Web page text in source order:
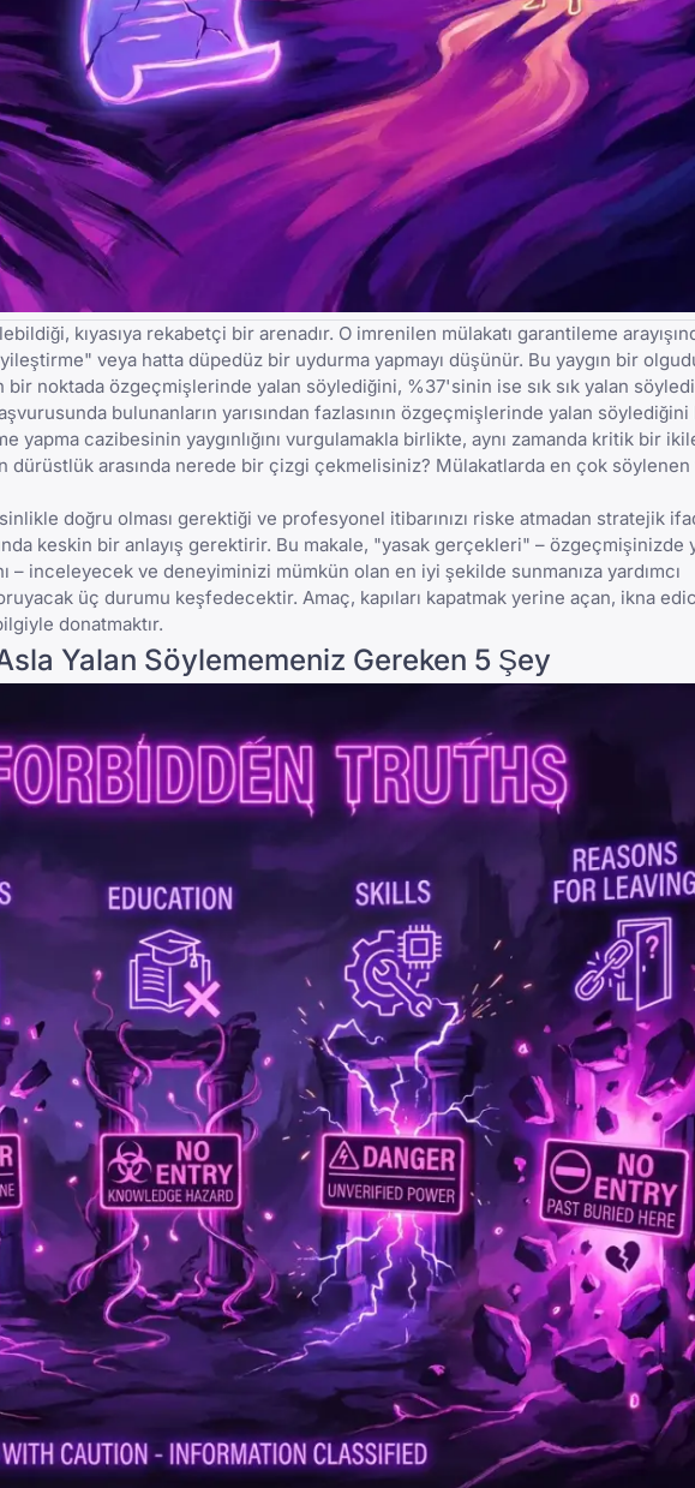
kıyasıya rekabetçi bir arenadır. O imrenilen mülakatı garantileme
veya hatta düpedüz bir uydurma yapmayı düşünür. Bu yaygın bir
bir noktada özgeçmişlerinde yalan söylediğini, %37'sinin ise sık sık yalan
bulunanların yarısından fazlasının özgeçmişlerinde yalan söylediğini
yapma cazibesinin yaygınlığını vurgulamakla birlikte, aynı zamanda kritik bir
arasında nerede bir çizgi çekmelisiniz? Mülakatlarda en çok söylenen
doğru olması gerektiği ve profesyonel itibarınızı riske atmadan stratejik
keskin bir anlayış gerektirir. Bu makale, "yasak gerçekleri" – özgeçmişinizde
– inceleyecek ve deneyiminizi mümkün olan en iyi şekilde sunmanıza yardımcı
üç durumu keşfedecektir. Amaç, kapıları kapatmak yerine açan, ikna
donatmaktır.
Yalan Söylememeniz Gereken 5 Şey